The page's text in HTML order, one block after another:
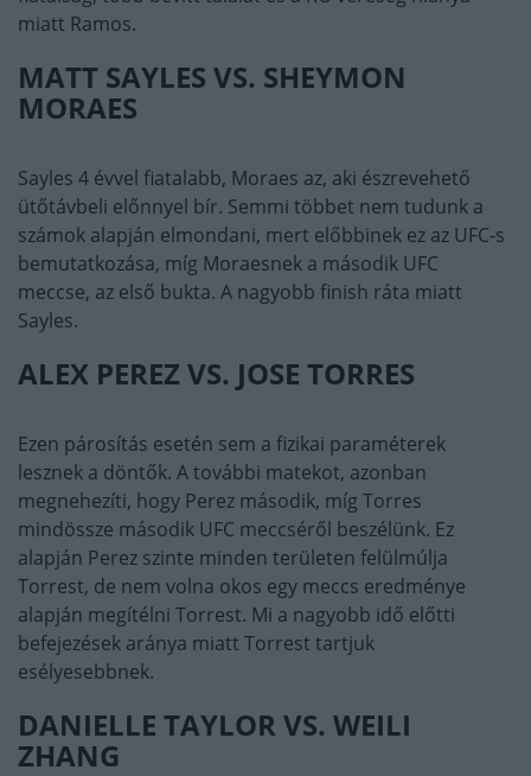
miatt Ramos.
MATT SAYLES VS. SHEYMON
MORAES
Sayles 4 évvel fiatalabb, Moraes az, aki észrevehető
ütőtávbeli előnnyel bír. Semmi többet nem tudunk a
számok alapján elmondani, mert előbbinek ez az UFC-s
bemutatkozása, míg Moraesnek a második UFC
meccse, az első bukta. A nagyobb finish ráta miatt
Sayles.
ALEX PEREZ VS. JOSE TORRES
Ezen párosítás esetén sem a fizikai paraméterek
lesznek a döntők. A további matekot, azonban
megnehezíti, hogy Perez második, míg Torres
mindössze második UFC meccséről beszélünk. Ez
alapján Perez szinte minden területen felülmúlja
Torrest, de nem volna okos egy meccs eredménye
alapján megítélni Torrest. Mi a nagyobb idő előtti
befejezések aránya miatt Torrest tartjuk
esélyesebbnek.
DANIELLE TAYLOR VS. WEILI
ZHANG